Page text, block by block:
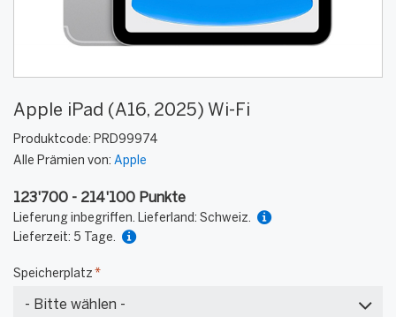
Apple iPad (A16, 2025) Wi-Fi
Produktcode: PRD99974
Alle Prämien von: Apple
123'700 - 214'100 Punkte
Lieferung inbegriffen. Lieferland: Schweiz.
Lieferzeit: 5 Tage.
Speicherplatz *